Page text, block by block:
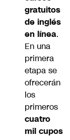
gratuitos
de inglés
en línea.
En una
primera
etapa se
ofrecerán
los
primeros
cuatro
mil cupos